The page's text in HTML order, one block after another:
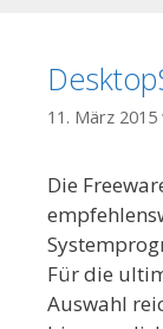
11. März 2015
Die
Für die
Auswahl